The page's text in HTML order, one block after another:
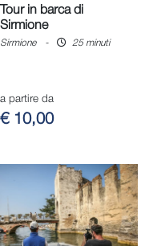
Tour in barca di
Sirmione
Sirmione - 25 minuti
a partire da
€ 10,00